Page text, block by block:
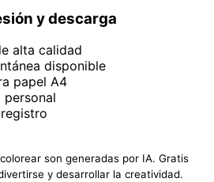
y descarga
alta calidad
disponible
papel A4
personal
son generadas por IA. Gratis
y desarrollar la creatividad.